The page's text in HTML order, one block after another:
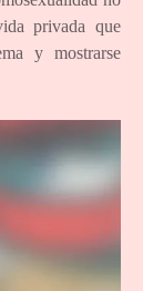
privada que
y mostrarse